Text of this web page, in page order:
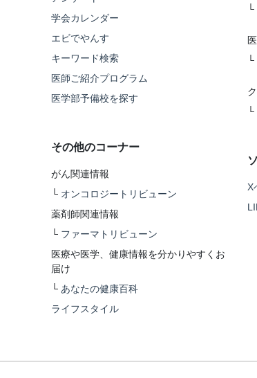
学会カレンダー
エビでやんす
キーワード検索
医師ご紹介プログラム
医学部予備校を探す
その他のコーナー
がん関連情報
└ オンコロジートリビューン
薬剤師関連情報
└ ファーマトリビューン
医療や医学、健康情報を分かりやすくお
届け
└ あなたの健康百科
ライフスタイル
└
└
└
X